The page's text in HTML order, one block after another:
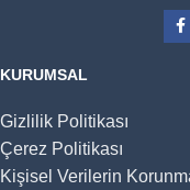
KURUMSAL
Gizlilik Politikası
Çerez Politikası
Kişisel Verilerin